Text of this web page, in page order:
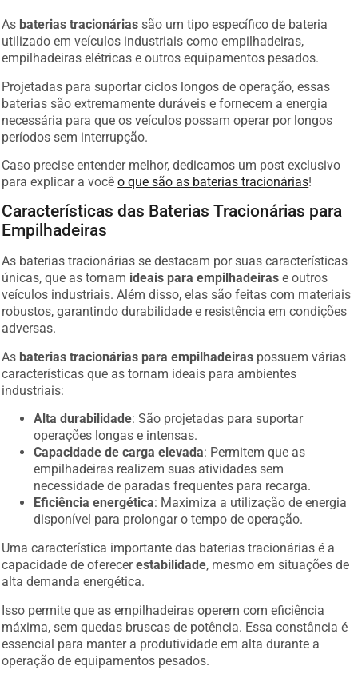
As baterias tracionárias são um tipo específico de bateria
utilizado em veículos industriais como empilhadeiras,
empilhadeiras elétricas e outros equipamentos pesados.
Projetadas para suportar ciclos longos de operação, essas
baterias são extremamente duráveis e fornecem a energia
necessária para que os veículos possam operar por longos
períodos sem interrupção.
Caso precise entender melhor, dedicamos um post exclusivo
para explicar a vocêo que são as baterias tracionárias!
Características das Baterias Tracionárias para
Empilhadeiras
As baterias tracionárias se destacam por suas características
únicas, que as tornam ideais para empilhadeiras e outros
veículos industriais. Além disso, elas são feitas com materiais
robustos, garantindo durabilidade e resistência em condições
adversas.
As baterias tracionárias para empilhadeiras possuem várias
características que as tornam ideais para ambientes
industriais:
Alta durabilidade: São projetadas para suportar
operações longas e intensas.
Capacidade de carga elevada: Permitem que as
empilhadeiras realizem suas atividades sem
necessidade de paradas frequentes para recarga.
Eficiência energética: Maximiza a utilização de energia
disponível para prolongar o tempo de operação.
Uma característica importante das baterias tracionárias é a
capacidade de oferecerestabilidade, mesmo em situações de
alta demanda energética.
Isso permite que as empilhadeiras operem com eficiência
máxima, sem quedas bruscas de potência. Essa constância é
essencial para manter a produtividade em alta durante a
operação de equipamentos pesados.